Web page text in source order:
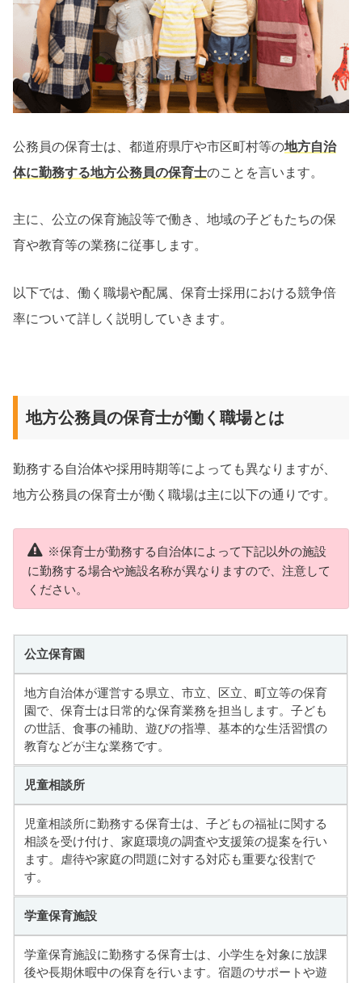
公務員の保育士は、都道府県庁や市区町村等の地方自治
体に勤務する地方公務員の保育士のことを言います。
主に、公立の保育施設等で働き、地域の子どもたちの保
育や教育等の業務に従事します。
以下では、働く職場や配属、保育士採用における競争倍
率について詳しく説明していきます。
地方公務員の保育士が働く職場とは
勤務する自治体や採用時期等によっても異なりますが、
地方公務員の保育士が働く職場は主に以下の通りです。
※保育士が勤務する自治体によって下記以外の施設
に勤務する場合や施設名称が異なりますので、注意して
ください。
公立保育園
地方自治体が運営する県立、市立、区立、町立等の保育
園で、保育士は日常的な保育業務を担当します。子ども
の世話、食事の補助、遊びの指導、基本的な生活習慣の
教育などが主な業務です。
児童相談所
児童相談所に勤務する保育士は、子どもの福祉に関する
相談を受け付け、家庭環境の調査や支援策の提案を行い
ます。虐待や家庭の問題に対する対応も重要な役割で
す。
学童保育施設
学童保育施設に勤務する保育士は、小学生を対象に放課
後や長期休暇中の保育を行います。宿題のサポートや遊